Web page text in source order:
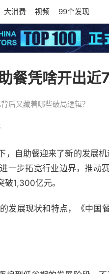
大消费 视频 99个发现
餐凭啥开出近7
后又藏着哪些破局逻辑？
自助餐迎来了新的发展
一步拓宽行业边界，推动
1,300亿元。
发展现状和特点，《中国